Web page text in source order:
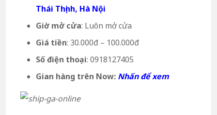
Thái Thịnh, Hà Nội
Giờ mở cửa: Luôn mở cửa
Giá tiền: 30.000đ – 100.000đ
Số điện thoại: 0918127405
Gian hàng trên Now: Nhấn để xem